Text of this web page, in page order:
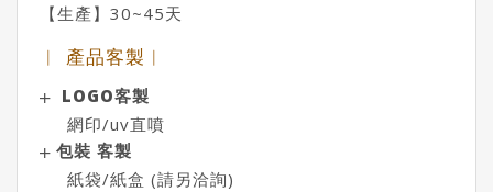
【生產】30~45天
︱ 產品客製︱
LOGO客製
網印/uv直噴
包裝 客製
紙袋/紙盒 (請另洽詢)